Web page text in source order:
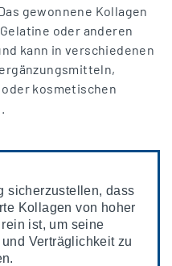
gewonnene Kollagen
oder anderen
kann in verschiedenen
kosmetischen
sicherzustellen, dass
Kollagen von hoher
ist, um seine
Verträglichkeit zu